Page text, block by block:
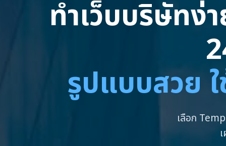
ทำเว็บบริษัทง่
รูปแบบสวย
เลือก